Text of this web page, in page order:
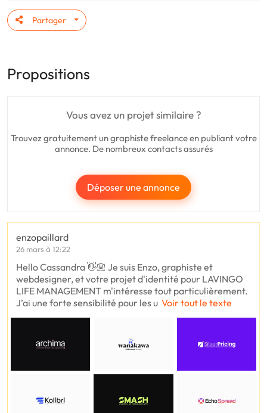
Partager
Propositions
Vous avez un projet similaire ?
Trouvez gratuitement un graphiste freelance en publiant votre
annonce. De nombreux contacts assurés
Déposer une annonce
enzopaillard
26 mars à 12:22
Hello Cassandra 👋🏼 Je suis Enzo, graphiste et
webdesigner, et votre projet d'identité pour LAVINGO
LIFE MANAGEMENT m'intéresse tout particulièrement.
J’ai une forte sensibilité pour les u Voir tout le texte